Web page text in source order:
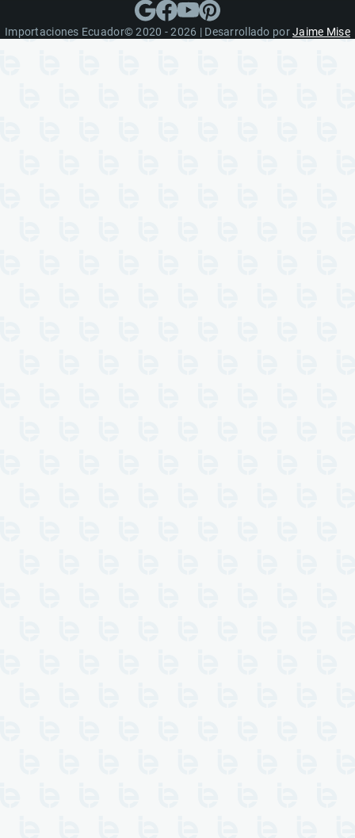
Importaciones Ecuador© 2020 - 2026 | Desarrollado porJaime Mise